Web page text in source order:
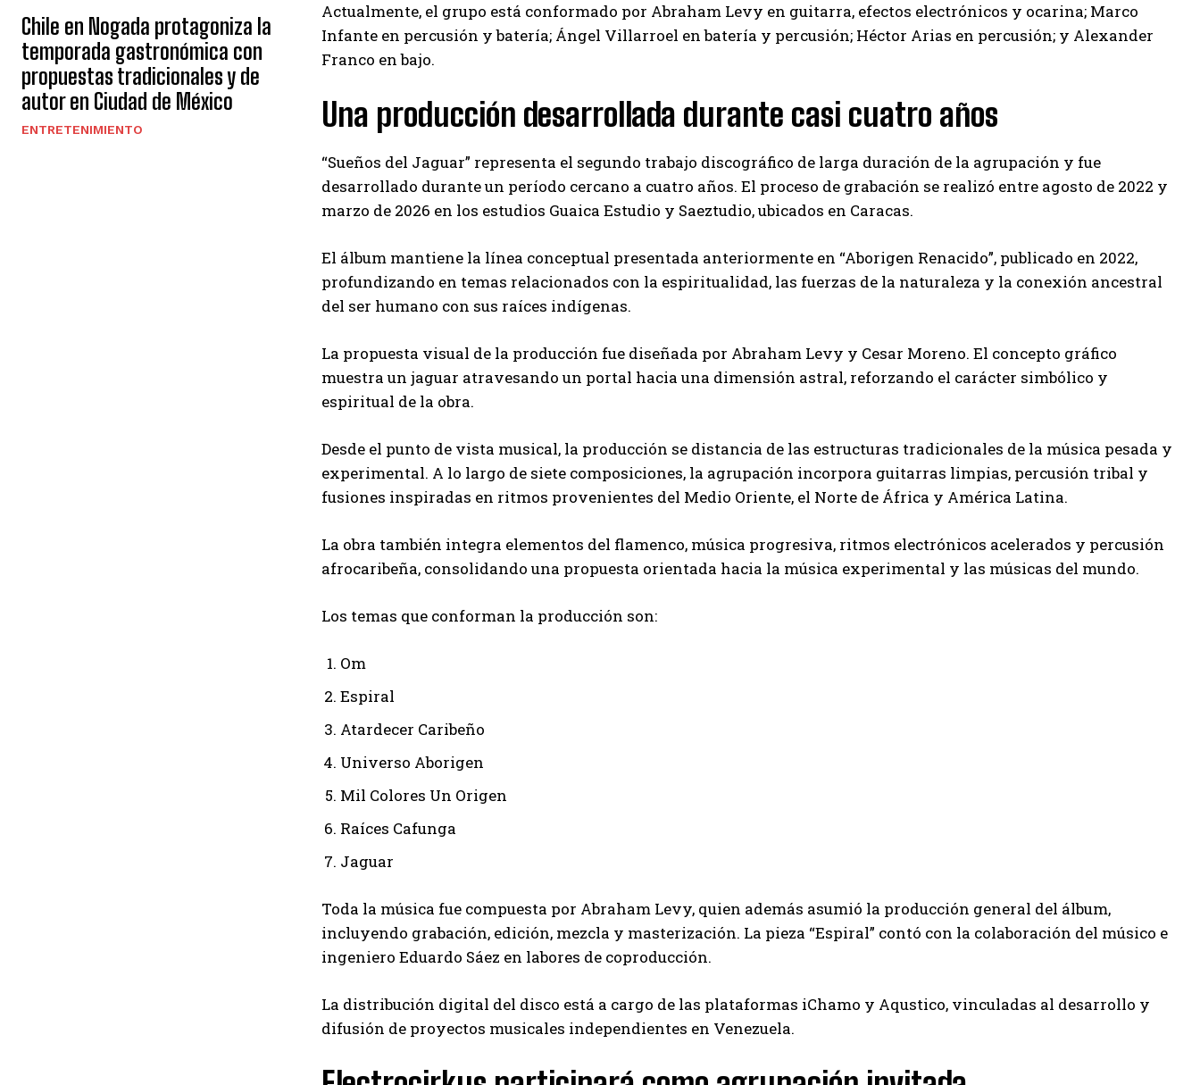
Chile en Nogada protagoniza la
temporada gastronómica con
propuestas tradicionales y de
autor en Ciudad de México
ENTRETENIMIENTO
Actualmente, el grupo está conformado por Abraham Levy en guitarra, efectos electrónicos y ocarina; Marco
Infante en percusión y batería; Ángel Villarroel en batería y percusión; Héctor Arias en percusión; y Alexander
Franco en bajo.
Una producción desarrollada durante casi cuatro años
“Sueños del Jaguar” representa el segundo trabajo discográfico de larga duración de la agrupación y fue
desarrollado durante un período cercano a cuatro años. El proceso de grabación se realizó entre agosto de 2022 y
marzo de 2026 en los estudios Guaica Estudio y Saeztudio, ubicados en Caracas.
El álbum mantiene la línea conceptual presentada anteriormente en “Aborigen Renacido”, publicado en 2022,
profundizando en temas relacionados con la espiritualidad, las fuerzas de la naturaleza y la conexión ancestral
del ser humano con sus raíces indígenas.
La propuesta visual de la producción fue diseñada por Abraham Levy y Cesar Moreno. El concepto gráfico
muestra un jaguar atravesando un portal hacia una dimensión astral, reforzando el carácter simbólico y
espiritual de la obra.
Desde el punto de vista musical, la producción se distancia de las estructuras tradicionales de la música pesada y
experimental. A lo largo de siete composiciones, la agrupación incorpora guitarras limpias, percusión tribal y
fusiones inspiradas en ritmos provenientes del Medio Oriente, el Norte de África y América Latina.
La obra también integra elementos del flamenco, música progresiva, ritmos electrónicos acelerados y percusión
afrocaribeña, consolidando una propuesta orientada hacia la música experimental y las músicas del mundo.
Los temas que conforman la producción son:
Om
Espiral
Atardecer Caribeño
Universo Aborigen
Mil Colores Un Origen
Raíces Cafunga
Jaguar
Toda la música fue compuesta por Abraham Levy, quien además asumió la producción general del álbum,
incluyendo grabación, edición, mezcla y masterización. La pieza “Espiral” contó con la colaboración del músico e
ingeniero Eduardo Sáez en labores de coproducción.
La distribución digital del disco está a cargo de las plataformas iChamo y Aqustico, vinculadas al desarrollo y
difusión de proyectos musicales independientes en Venezuela.